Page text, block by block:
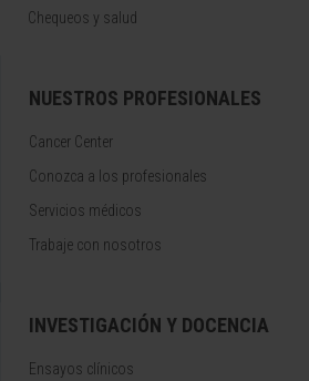
Chequeos y salud
NUESTROS PROFESIONALES
Cancer Center
Conozca a los profesionales
Servicios médicos
Trabaje con nosotros
INVESTIGACIÓN Y DOCENCIA
Ensayos clínicos